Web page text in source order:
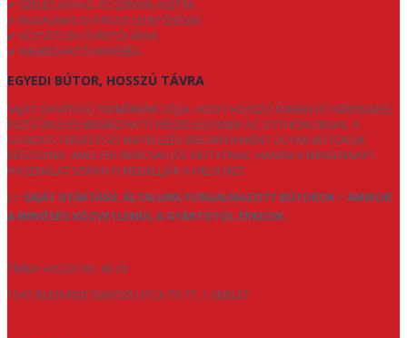
✔ SZÉLES ANYAG- ÉS SZÍNVÁLASZTÉK
✔ RUGALMAS GYÁRTÁSI LEHETŐSÉGEK
✔ KÖZVETLEN GYÁRTÓI ÁRAK
✔ MEGBÍZHATÓ MINŐSÉG
EGYEDI BÚTOR, HOSSZÚ TÁVRA
SAJÁT GYÁRTÁSÚ TERMÉKEINK CÉLJA, HOGY HOSSZÚ ÉVEKEN ÁT KÉNYELMES,
ESZTÉTIKUS ÉS MEGBÍZHATÓ RÉSZEI LEGYENEK AZ OTTHONOKNAK. A
GONDOS TERVEZÉS ÉS KIVITELEZÉS EREDMÉNYEKÉNT OLYAN BÚTOROK
KÉSZÜLNEK, AMELYEK NEMCSAK JÓL MUTATNAK, HANEM A MINDENNAPI
HASZNÁLAT SORÁN IS MEGÁLLJÁK A HELYÜKET.
👉 SAJÁT GYÁRTÁSÚ, ÁLTALUNK FORGALMAZOTT BÚTOROK – AMIKOR
A MINŐSÉG KÖZVETLENÜL A GYÁRTÓTÓL ÉRKEZIK.
TÍMEA +36 20 561 46 33
1047 BUDAPEST BAROSS UTCA 75-77. 1 EMELET